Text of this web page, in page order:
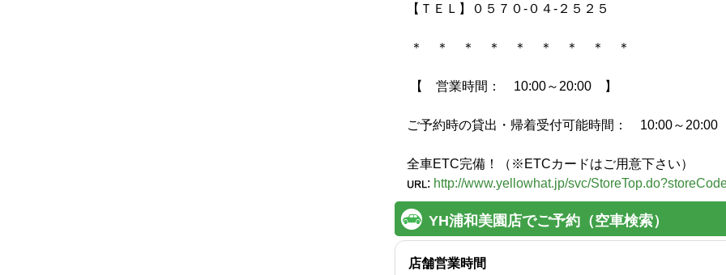
【ＴＥＬ】０５７０-０４-２５２５
ご予約時の貸出・帰着受付可能時間：　10:00～20:00
全車ETC完備！（※ETCカードはご用意下さい）
: http://www.yellowhat.jp/svc/
YH浦和美園店でご予約（空車検索）
店舗営業時間